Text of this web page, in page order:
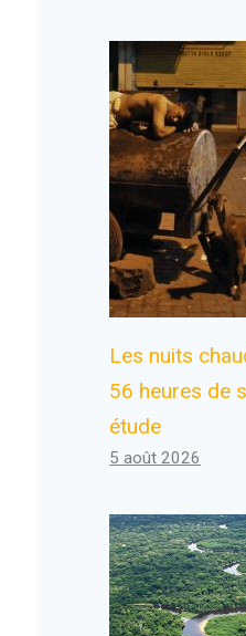
Les nuits
56 heures de
étude
5 août 2026